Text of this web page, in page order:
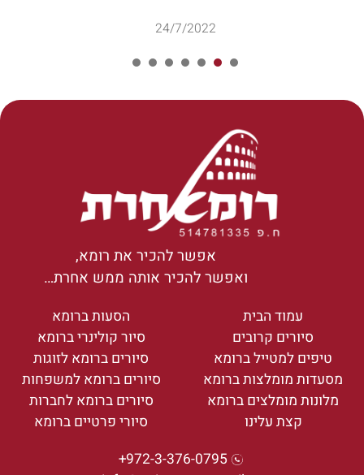
24/7/2022
אפשר להכיר את רומא,
ואפשר להכיר אותה ממש אחרת…
עמוד הבית
סיורים קרובים
טיפים למטייל ברומא
מסעדות מומלצות ברומא
מלונות מומלצים ברומא
קצת עלינו
הסעות ברומא
סיור קולינרי ברומא
סיורים ברומא לזוגות
סיורים ברומא למשפחות
סיורים ברומא לחברות
סיורי פרטיים ברומא
972-3-376-0795+